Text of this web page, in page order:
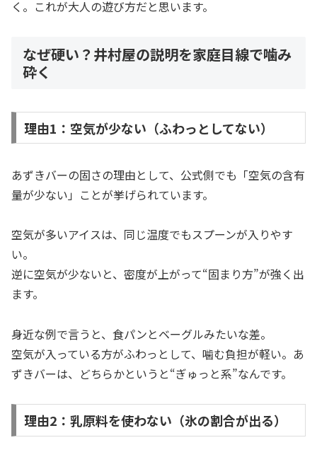
く。これが大人の遊び方だと思います。
なぜ硬い？井村屋の説明を家庭目線で噛み
砕く
理由1：空気が少ない（ふわっとしてない）
あずきバーの固さの理由として、公式側でも「空気の含有
量が少ない」ことが挙げられています。
空気が多いアイスは、同じ温度でもスプーンが入りやす
い。
逆に空気が少ないと、密度が上がって“固まり方”が強く出
ます。
身近な例で言うと、食パンとベーグルみたいな差。
空気が入っている方がふわっとして、噛む負担が軽い。あ
ずきバーは、どちらかというと“ぎゅっと系”なんです。
理由2：乳原料を使わない（氷の割合が出る）